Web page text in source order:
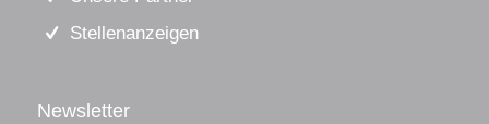
Stellenanzeigen
Newsletter